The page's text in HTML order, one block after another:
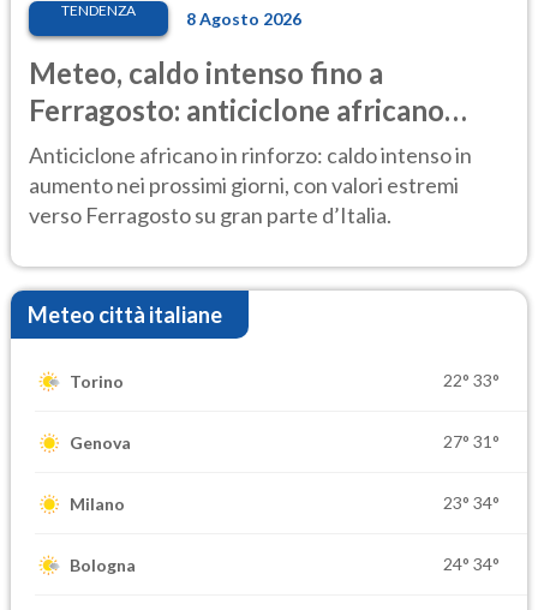
TENDENZA 8 Agosto 2026
Meteo, caldo intenso fino a
Ferragosto: anticiclone africano
ancora protagonista
Anticiclone africano in rinforzo: caldo intenso in
aumento nei prossimi giorni, con valori estremi
verso Ferragosto su gran parte d’Italia.
Meteo città italiane
Torino 22° 33°
Genova 27° 31°
Milano 23° 34°
Bologna 24° 34°